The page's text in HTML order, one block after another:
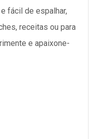
fácil de espalhar,
receitas ou para
e apaixone-